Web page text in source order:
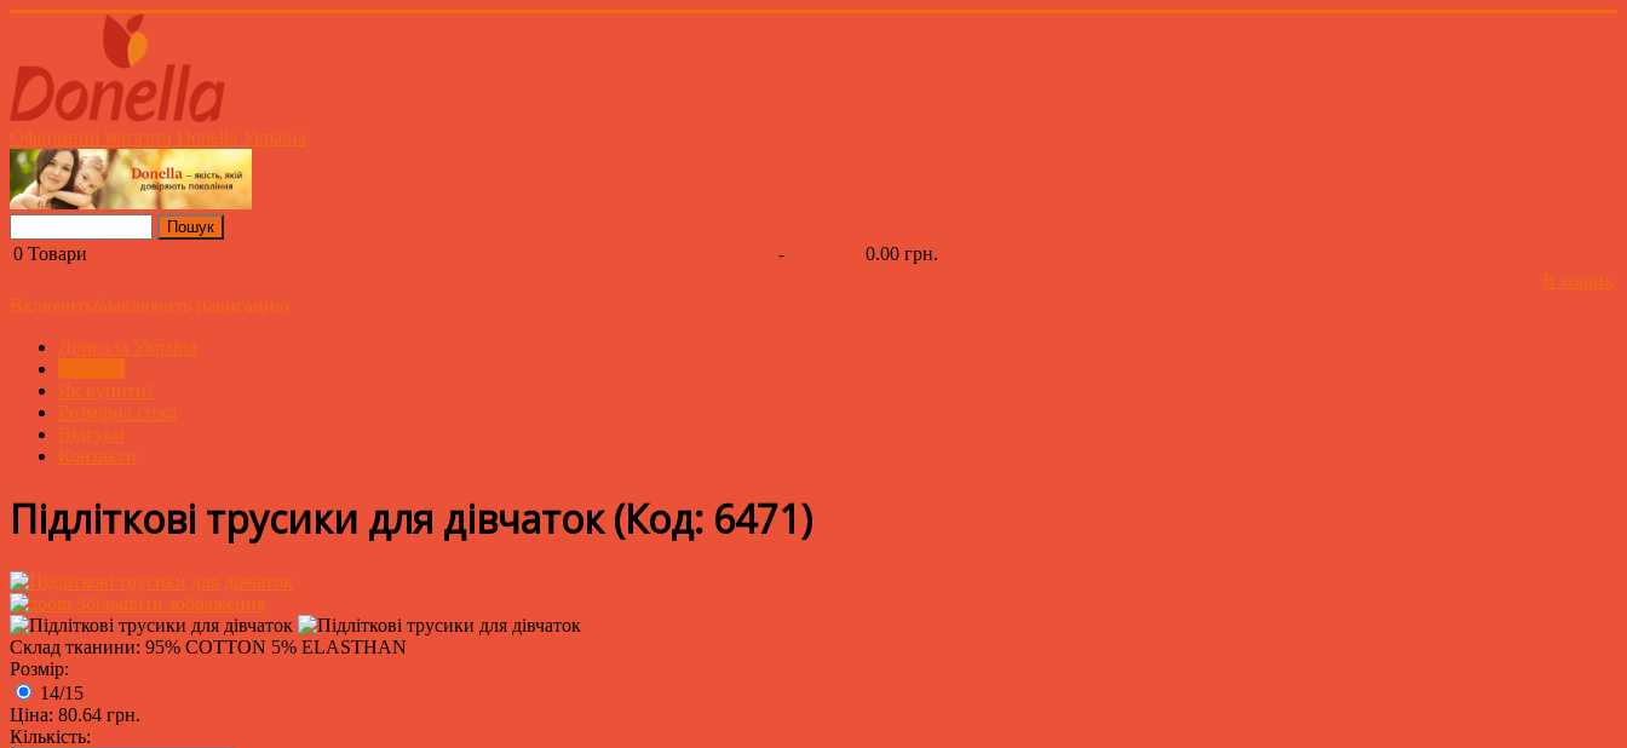
Офіційний магазин Donella Україна
0 Товари -
0.00 грн.
В кошик
Включить/выключить навигацию
Донелла Україна
Як купити?
Розмірна сітка
Відгуки
Контакти
Підліткові трусики для дівчаток(Код: 6471)
Збільшити зображення
Склад тканини: 95% COTTON 5% ELASTHAN
Розмір:
14/15
Ціна: 80.64 грн.
Кількість: